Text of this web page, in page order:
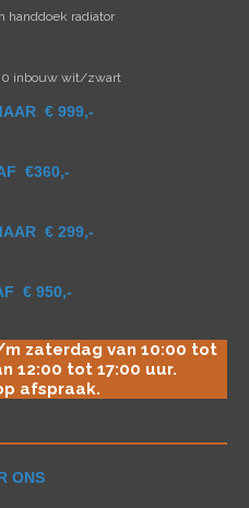
handdoek radiator
inbouw wit/zwart
€ 999,-
€360,-
€ 299,-
€ 950,-
zaterdag van 10:00 tot
12:00 tot 17:00 uur.
afspraak.
ONS